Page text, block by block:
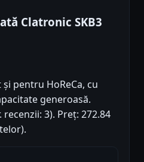
Clatronic SKB3
pentru HoReCa, cu
generoasă.
3). Preț: 272.84